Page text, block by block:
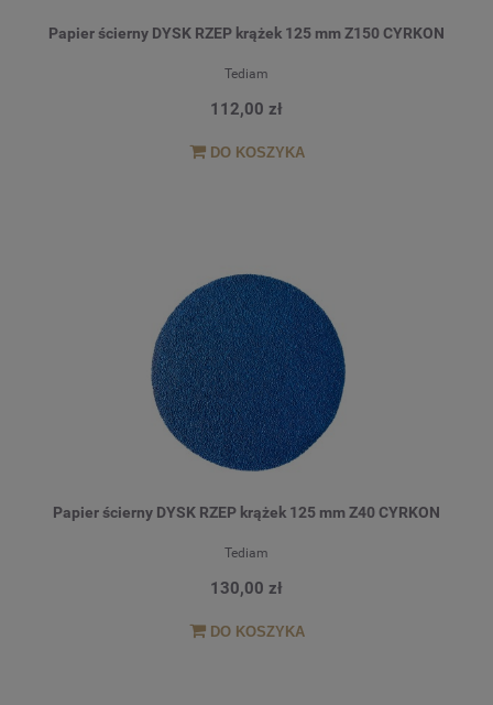
Papier ścierny DYSK RZEP krążek 125 mm Z150 CYRKON
Tediam
112,00 zł
DO KOSZYKA
Papier ścierny DYSK RZEP krążek 125 mm Z40 CYRKON
Tediam
130,00 zł
DO KOSZYKA